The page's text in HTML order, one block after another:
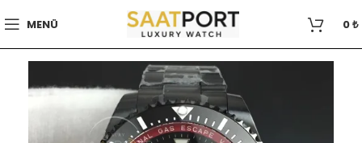
MENÜ 0₺